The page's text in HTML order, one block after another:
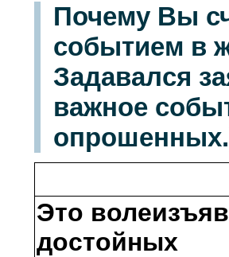
Почему Вы
событием в
Задавался
важное
Это
достойных